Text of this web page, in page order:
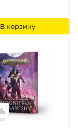
В корзину